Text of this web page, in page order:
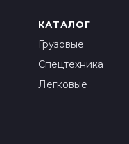
КАТАЛОГ
Грузовые
Спецтехника
Легковые